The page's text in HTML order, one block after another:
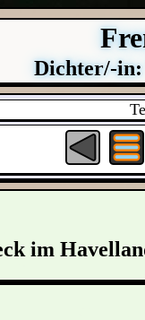
Dichter/-in:
im